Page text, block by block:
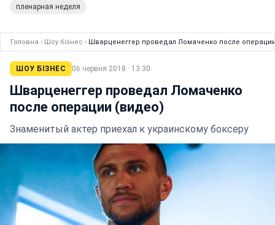
пленарная неделя
Головна › Шоу бізнес › Шварценеггер проведал Ломаченко после
ШОУ БІЗНЕС 06 червня 2018 · 13:30
Шварценеггер проведал Ломаченко
после операции (видео)
Знаменитый актер приехал к украинскому боксеру